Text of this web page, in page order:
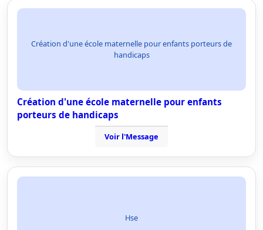
Création d'une école maternelle pour enfants porteurs de
handicaps
Création d'une école maternelle pour enfants
porteurs de handicaps
Voir l'Message
Hse